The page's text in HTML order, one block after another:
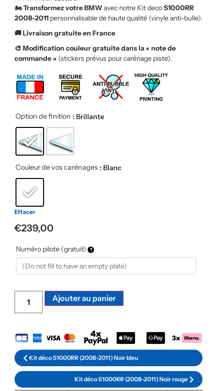
🏍️ Transformez votre BMWavec notre Kit decoS1000RR
2008-2011 personnalisable de haute qualité (vinyle anti-bulle).
🚚 Livraison gratuite en France
🎨 Modification couleur gratuite dans la « note de
commande » (stickers prévus pour carénage piste).
Option de finition : Brillante
Couleur de vos carénages : Blanc
Effacer
€239,00
Numéro pilote (gratuit)
Ajouter au panier
Kit déco S1000RR (2008-2011) Noir bleu
Kit déco S1000RR (2008-2011) Noir rouge